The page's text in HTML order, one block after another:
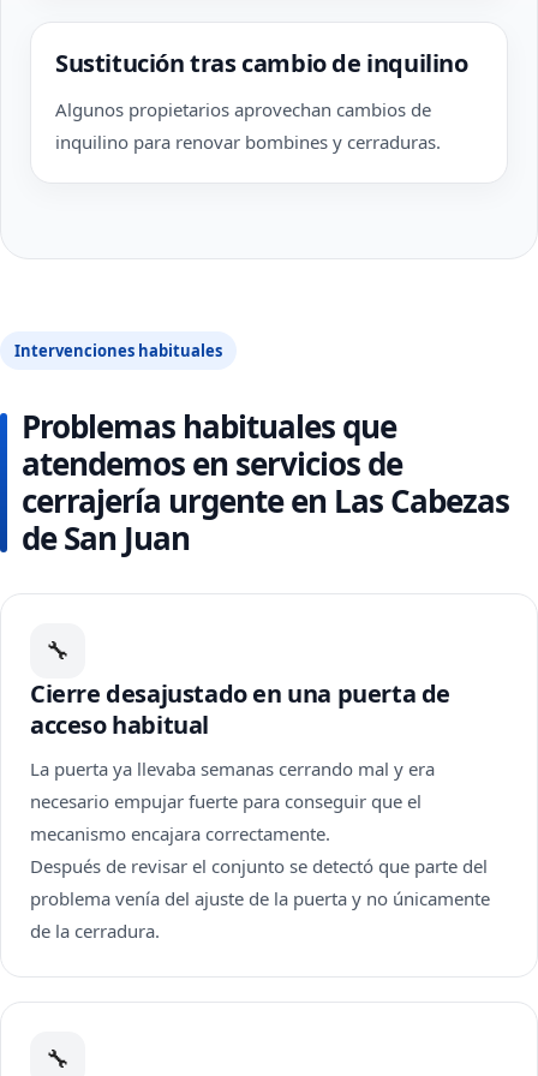
Sustitución tras cambio de inquilino
Algunos propietarios aprovechan cambios de
inquilino para renovar bombines y cerraduras.
Intervenciones habituales
Problemas habituales que
atendemos en servicios de
cerrajería urgente en Las Cabezas
de San Juan
🔧
Cierre desajustado en una puerta de
acceso habitual
La puerta ya llevaba semanas cerrando mal y era
necesario empujar fuerte para conseguir que el
mecanismo encajara correctamente.
Después de revisar el conjunto se detectó que parte del
problema venía del ajuste de la puerta y no únicamente
de la cerradura.
🔧